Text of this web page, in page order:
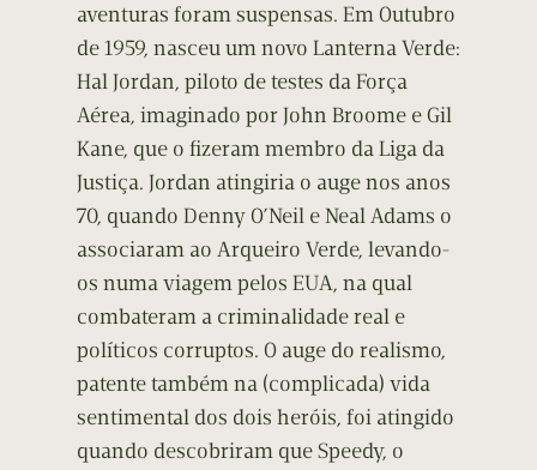
aventuras foram suspensas. Em Outubro
de 1959, nasceu um novo Lanterna Verde:
Hal Jordan, piloto de testes da Força
Aérea, imaginado por John Broome e Gil
Kane, que o fizeram membro da Liga da
Justiça. Jordan atingiria o auge nos anos
70, quando Denny O’Neil e Neal Adams o
associaram ao Arqueiro Verde, levando-
os numa viagem pelos EUA, na qual
combateram a criminalidade real e
políticos corruptos. O auge do realismo,
patente também na (complicada) vida
sentimental dos dois heróis, foi atingido
quando descobriram que Speedy, o